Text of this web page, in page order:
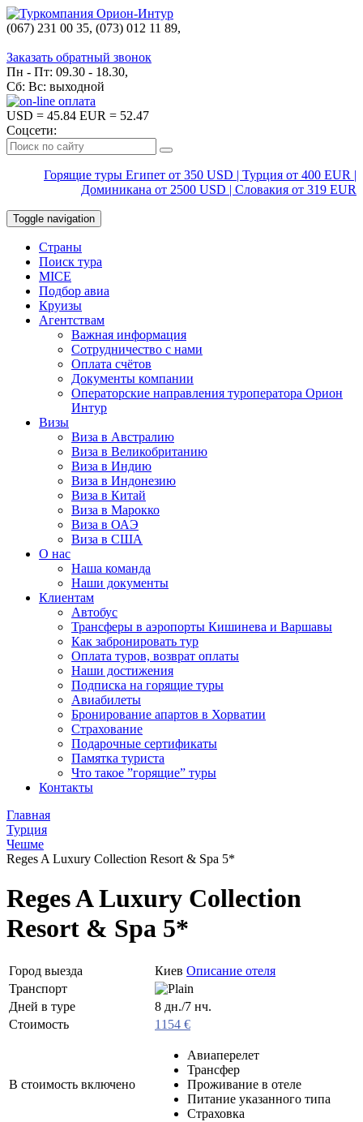
(067) 231 00 35, (073) 012 11 89,
Заказать обратный звонок
Пн - Пт: 09.30 - 18.30,
Сб: Вс: выходной
USD = 45.84 EUR = 52.47
Соцсети:
Горящие туры Египет от 350 USD | Турция от 400 EUR |
Доминикана от 2500 USD | Словакия от 319 EUR
Toggle navigation
Страны
Поиск тура
MICE
Подбор авиа
Круизы
Агентствам
Важная информация
Сотрудничество с нами
Оплата счётов
Документы компании
Операторские направления туроператора Орион
Интур
Визы
Виза в Австралию
Виза в Великобританию
Виза в Индию
Виза в Индонезию
Виза в Китай
Виза в Марокко
Виза в ОАЭ
Виза в США
О нас
Наша команда
Наши документы
Клиентам
Автобус
Трансферы в аэропорты Кишинева и Варшавы
Как забронировать тур
Оплата туров, возврат оплаты
Наши достижения
Подписка на горящие туры
Авиабилеты
Бронирование апартов в Хорватии
Страхование
Подарочные сертификаты
Памятка туриста
Что такое ”горящие” туры
Контакты
Главная
Турция
Чешме
Reges A Luxury Collection Resort & Spa 5*
Reges A Luxury Collection
Resort & Spa 5*
Город выезда Киев Описание отеля
Транспорт
Дней в туре
8 дн./7 нч.
Стоимость
1154 €
В стоимость включено
Авиаперелет
Трансфер
Проживание в отеле
Питание указанного типа
Страховка